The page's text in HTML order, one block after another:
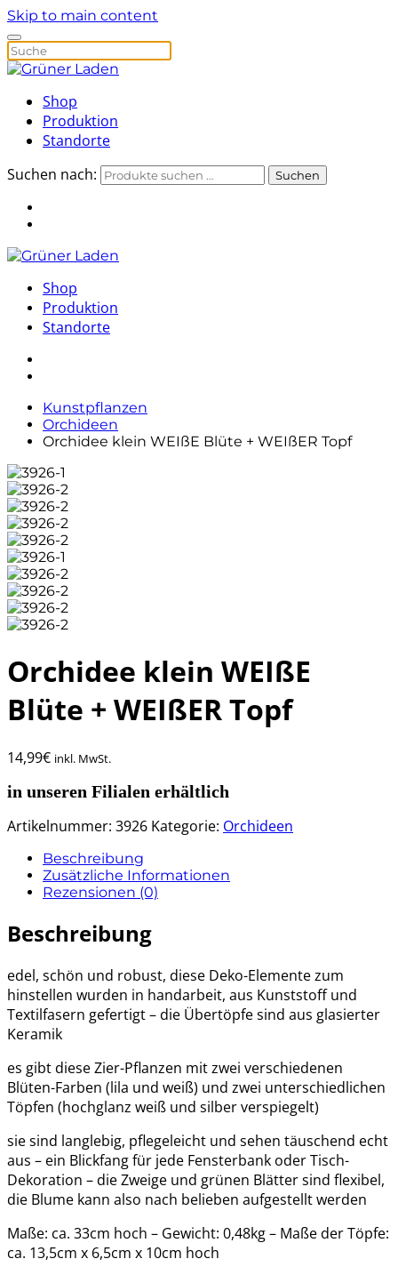
Skip to main content
Shop
Produktion
Standorte
Suchen nach:
Suchen
Shop
Produktion
Standorte
Kunstpflanzen
Orchideen
Orchidee klein WEIßE Blüte + WEIßER Topf
Orchidee klein WEIßE
Blüte + WEIßER Topf
14,99€ inkl. MwSt.
in unseren Filialen erhältlich
Artikelnummer: 3926 Kategorie: Orchideen
Beschreibung
Zusätzliche Informationen
Rezensionen (0)
Beschreibung
edel, schön und robust, diese Deko-Elemente zum
hinstellen wurden in handarbeit, aus Kunststoff und
Textilfasern gefertigt – die Übertöpfe sind aus glasierter
Keramik
es gibt diese Zier-Pflanzen mit zwei verschiedenen
Blüten-Farben (lila und weiß) und zwei unterschiedlichen
Töpfen (hochglanz weiß und silber verspiegelt)
sie sind langlebig, pflegeleicht und sehen täuschend echt
aus – ein Blickfang für jede Fensterbank oder Tisch-
Dekoration – die Zweige und grünen Blätter sind flexibel,
die Blume kann also nach belieben aufgestellt werden
Maße: ca. 33cm hoch – Gewicht: 0,48kg – Maße der Töpfe:
ca. 13,5cm x 6,5cm x 10cm hoch